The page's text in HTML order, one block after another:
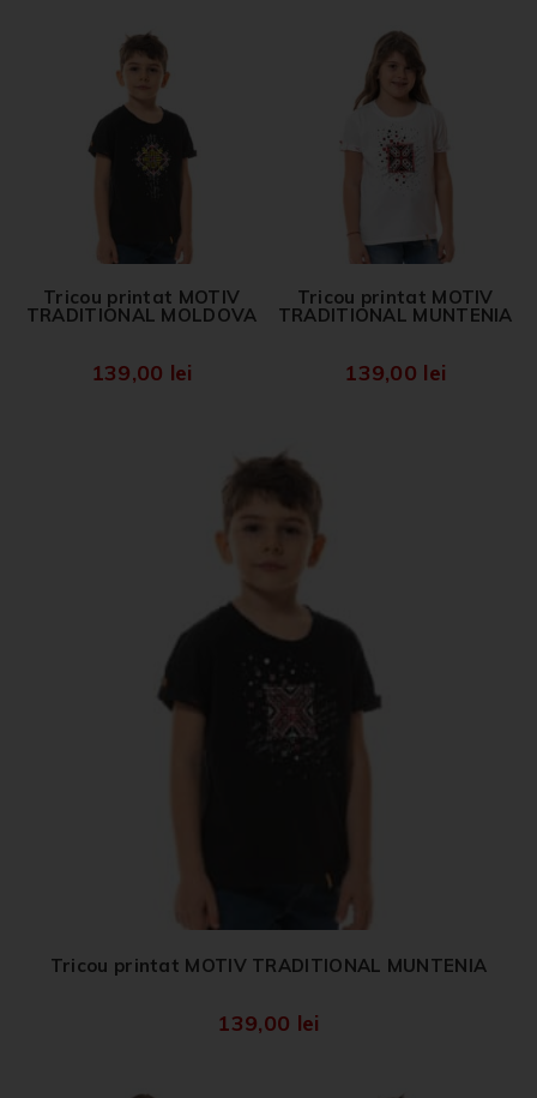
Tricou printat MOTIV
TRADITIONAL MOLDOVA
139,00 lei
Tricou printat MOTIV
TRADITIONAL MUNTENIA
139,00 lei
Tricou printat MOTIV TRADITIONAL MUNTENIA
139,00 lei